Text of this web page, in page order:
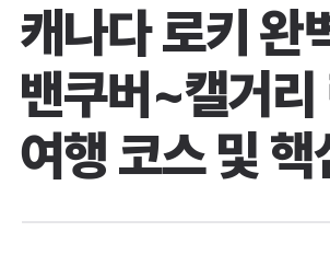
캐나다 로키 완
밴쿠버~캘거리
여행 코스 및 핵